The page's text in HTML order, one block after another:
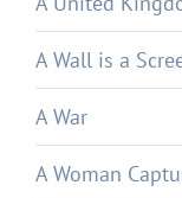
A Wall is a
A War
A Woman